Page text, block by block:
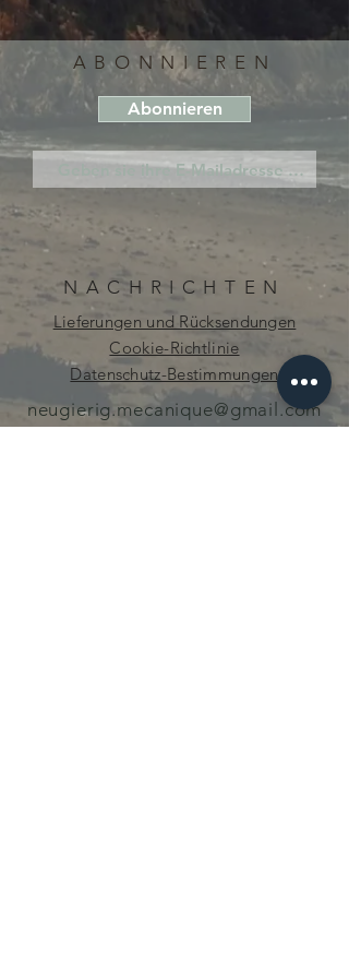
ABONNIEREN
Abonnieren
NACHRICHTEN
Lieferungen und Rücksendungen
Cookie-Richtlinie
Datenschutz-Bestimmungen
neugierig.mecanique@gmail.com